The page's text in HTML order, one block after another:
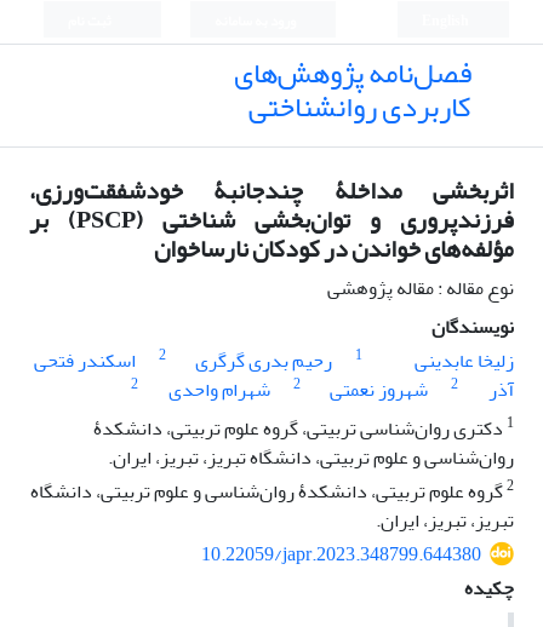
فصل‌نامه پژوهش‌های
کاربردی روانشناختی
اثربخشی مداخلۀ چندجانبۀ خودشفقت‌ورزی،
فرزندپروری و توان‌بخشی شناختی (PSCP) بر
مؤلفه‌های خواندن در کودکان نارساخوان
نوع مقاله : مقاله پژوهشی
نویسندگان
زلیخا عابدینی
1 رحیم بدری گرگری 2
اسکندر فتحی
آذر
2 شهروز نعمتی 2 شهرام واحدی
2
1 دکتری روان‌شناسی تربیتی، گروه علوم تربیتی، دانشکدۀ
روان‌شناسی و علوم تربیتی، دانشگاه تبریز، تبریز، ایران.
2گروه علوم تربیتی، دانشکدۀ روان‌شناسی و علوم تربیتی، دانشگاه
تبریز، تبریز، ایران.
10.22059/japr.2023.348799.644380
چکیده